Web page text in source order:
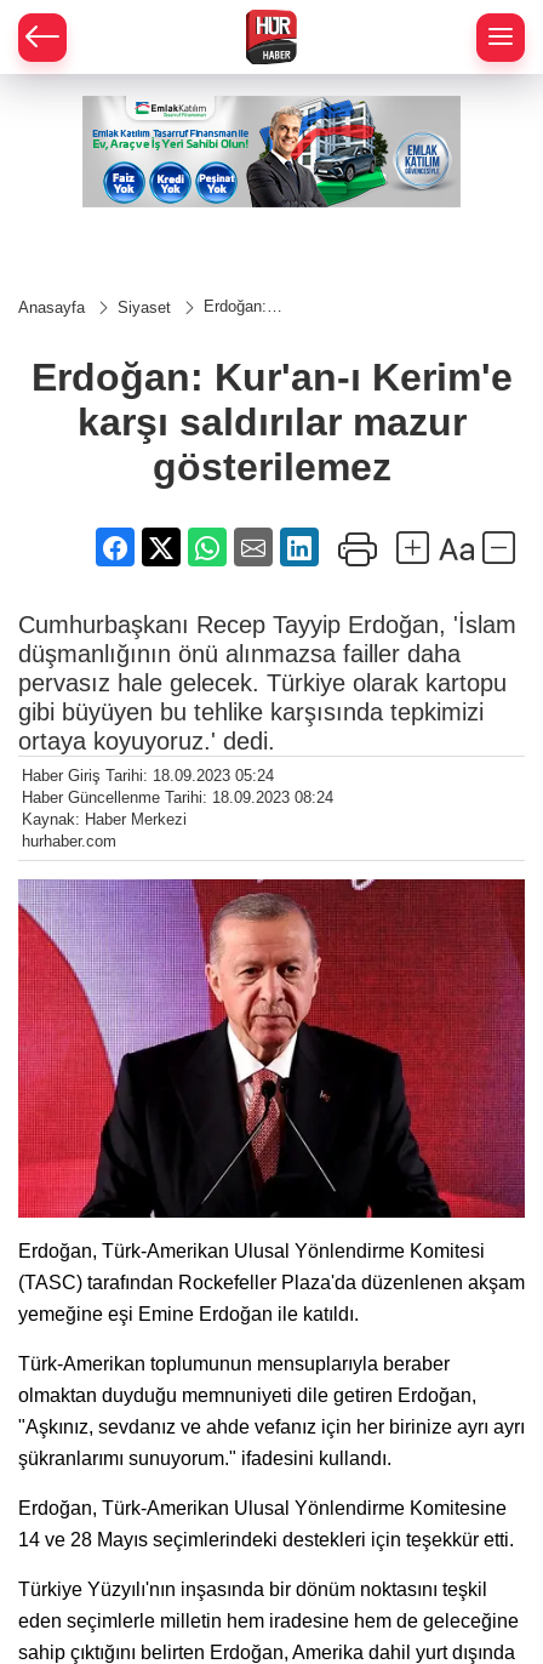
Anasayfa Siyaset
Erdoğan:
karşı
saldırılar
gösterilemez
Erdoğan: Kur'an-ı Kerim'e
karşı saldırılar mazur
gösterilemez
Cumhurbaşkanı Recep Tayyip Erdoğan, 'İslam
düşmanlığının önü alınmazsa failler daha
pervasız hale gelecek. Türkiye olarak kartopu
gibi büyüyen bu tehlike karşısında tepkimizi
ortaya koyuyoruz.' dedi.
Haber Giriş Tarihi: 18.09.2023 05:24
Haber Güncellenme Tarihi: 18.09.2023 08:24
Kaynak: Haber Merkezi
hurhaber.com
Erdoğan, Türk-Amerikan Ulusal Yönlendirme Komitesi
(TASC) tarafından Rockefeller Plaza'da düzenlenen akşam
yemeğine eşi Emine Erdoğan ile katıldı.
Türk-Amerikan toplumunun mensuplarıyla beraber
olmaktan duyduğu memnuniyeti dile getiren Erdoğan,
"Aşkınız, sevdanız ve ahde vefanız için her birinize ayrı ayrı
şükranlarımı sunuyorum." ifadesini kullandı.
Erdoğan, Türk-Amerikan Ulusal Yönlendirme Komitesine
14 ve 28 Mayıs seçimlerindeki destekleri için teşekkür etti.
Türkiye Yüzyılı'nın inşasında bir dönüm noktasını teşkil
eden seçimlerle milletin hem iradesine hem de geleceğine
sahip çıktığını belirten Erdoğan, Amerika dahil yurt dışında